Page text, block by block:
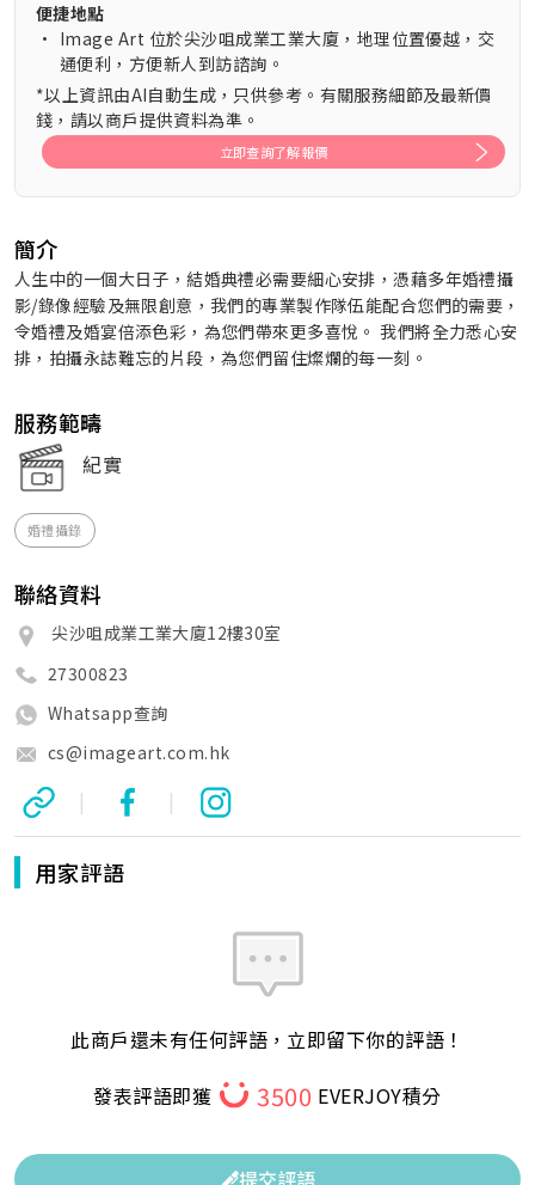
便捷地點
• Image Art 位於尖沙咀成業工業大廈，地理位置優越，交
通便利，方便新人到訪諮詢。
*以上資訊由AI自動生成，只供參考。有關服務細節及最新價
錢，請以商戶提供資料為準。
立即查詢了解報價
簡介
人生中的一個大日子，結婚典禮必需要細心安排，憑藉多年婚禮攝
影/錄像經驗及無限創意，我們的專業製作隊伍能配合您們的需要，
令婚禮及婚宴倍添色彩，為您們帶來更多喜悅。 我們將全力悉心安
排，拍攝永誌難忘的片段，為您們留住燦爛的每一刻。
服務範疇
紀實
婚禮攝錄
聯絡資料
尖沙咀成業工業大廈12樓30室
27300823
Whatsapp查詢
cs@imageart.com.hk
| |
用家評語
此商戶還未有任何評語，立即留下你的評語！
發表評語即獲
3500 EVERJOY積分